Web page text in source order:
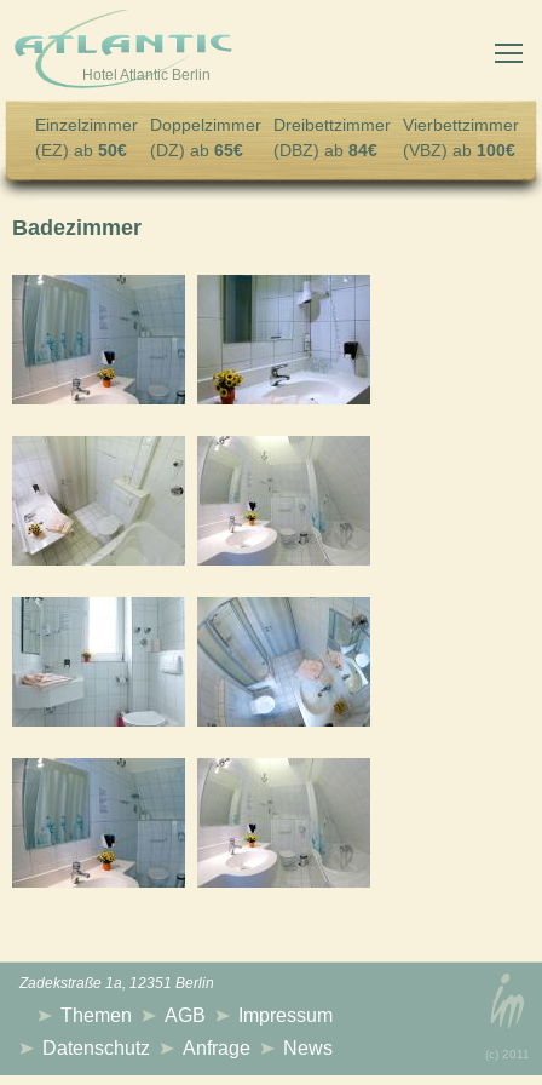
Skip to main content
Hotel Atlantic Berlin
Einzelzimmer
(EZ) ab 50€
Doppelzimmer
(DZ) ab 65€
Dreibettzimmer
(DBZ) ab 84€
Vierbettzimmer
(VBZ) ab 100€
Badezimmer
Zadekstraße 1a, 12351 Berlin
Themen AGB
Impressum
Datenschutz
Anfrage News (с) 2011